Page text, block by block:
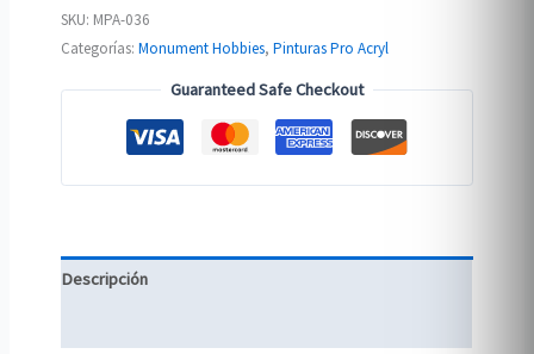
Green
SKU: MPA-036
Categorías:Monument Hobbies,Pinturas Pro Acryl
Guaranteed Safe Checkout
Descripción